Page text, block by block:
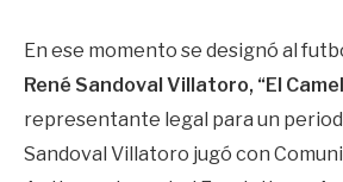
En ese momento se designó al
René Sandoval Villatoro, “El
representante legal para un
Sandoval Villatoro jugó con